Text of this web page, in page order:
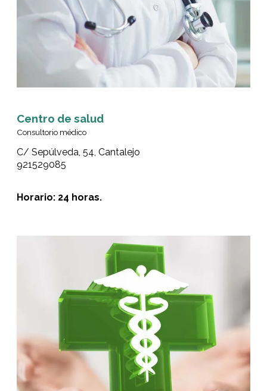
Centro de salud
Consultorio médico
C/ Sepúlveda, 54, Cantalejo
921529085
Horario: 24 horas.